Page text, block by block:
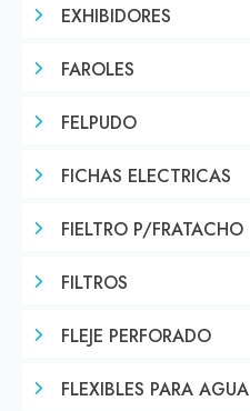
EXHIBIDORES
FAROLES
FELPUDO
FICHAS ELECTRICAS
FIELTRO P/FRATACHO
FILTROS
FLEJE PERFORADO
FLEXIBLES PARA AGUA